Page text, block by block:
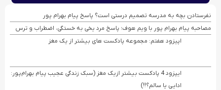
نفرستادن بچه به مدرسه تصمیم درستی است؟ پاسخ پیام بهرام پور
مصاحبه پیام بهرام ‌پور با ویم هوف؛ پاسخ مرد یخی به خستگی، اضطراب و ترس
اپیزود هفتم: مجموعه پادکست های بیشتر از یک مغز
ایپزود 4 پادکست بیشتر ازیک مغز (سبک زندگی عجیب پیام بهرام‌پور:
ادایی یا سالم؟!!)